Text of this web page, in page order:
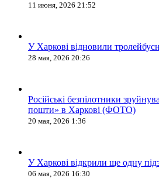
11 июня, 2026 21:52
У Харкові відновили
28 мая, 2026 20:26
Російські безпілотники
пошти» в Харкові (ФОТО)
20 мая, 2026 1:36
У Харкові відкрили ще одну
06 мая, 2026 16:30